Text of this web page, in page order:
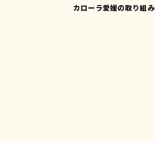
カローラ愛媛の取り組み